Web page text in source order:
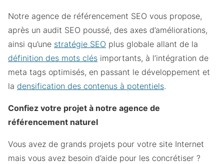
Notre agence de référencement SEO vous propose,
après un audit SEO poussé, des axes d’améliorations,
ainsi qu’une stratégie SEO plus globale allant de la
définition des mots clés importants, à l’intégration de
meta tags optimisés, en passant le développement et
la densification des contenus à potentiels.
Confiez votre projet à notre agence de
référencement naturel
Vous avez de grands projets pour votre site Internet
mais vous avez besoin d’aide pour les concrétiser ?